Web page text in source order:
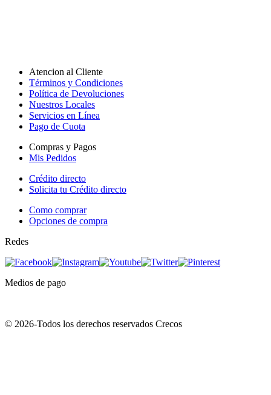
Atencion al Cliente
Términos y Condiciones
Política de Devoluciones
Nuestros Locales
Servicios en Línea
Pago de Cuota
Compras y Pagos
Mis Pedidos
Crédito directo
Solicita tu Crédito directo
Como comprar
Opciones de compra
Redes
Medios de pago
© 2026-Todos los derechos reservados Crecos